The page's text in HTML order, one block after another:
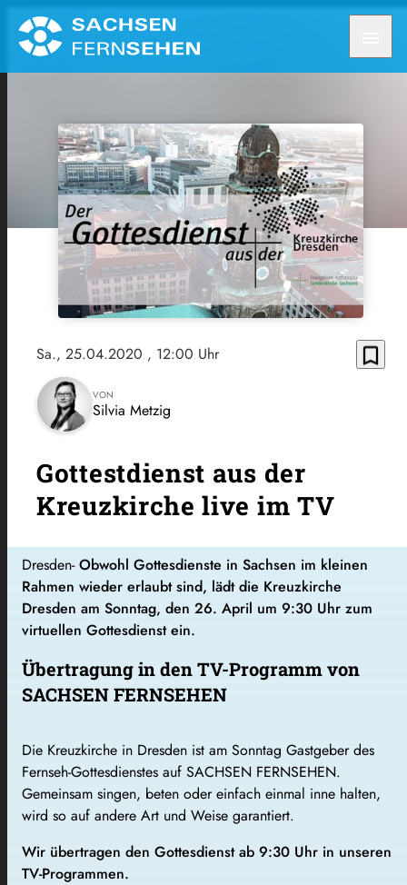
Sa., 25.04.2020 , 12:00 Uhr bookmark_border
VON
Silvia Metzig
Gottestdienst aus der
Kreuzkirche live im TV
Dresden-Obwohl Gottesdienste in Sachsen im kleinen
Rahmen wieder erlaubt sind, lädt die Kreuzkirche
Dresden am Sonntag, den 26. April um 9:30 Uhr zum
virtuellen Gottesdienst ein.
Übertragung in den TV-Programm von
SACHSEN FERNSEHEN
Die Kreuzkirche in Dresden ist am Sonntag Gastgeber des
Fernseh-Gottesdienstes auf SACHSEN FERNSEHEN.
Gemeinsam singen, beten oder einfach einmal inne halten,
wird so auf andere Art und Weise garantiert.
Wir übertragen den Gottesdienst ab 9:30 Uhr in unseren
TV-Programmen.